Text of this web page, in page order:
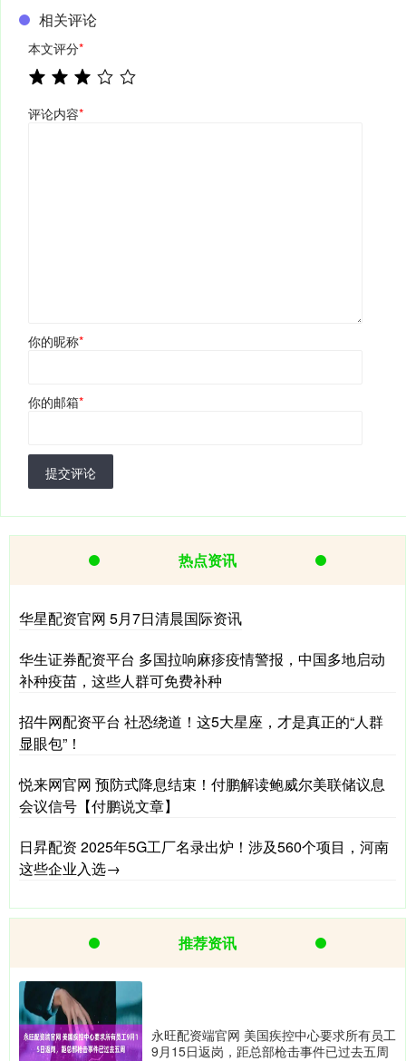
相关评论
本文评分*
评论内容*
你的昵称*
你的邮箱*
提交评论
热点资讯
华星配资官网 5月7日清晨国际资讯
华生证券配资平台 多国拉响麻疹疫情警报，中国多地启动
补种疫苗，这些人群可免费补种
招牛网配资平台 社恐绕道！这5大星座，才是真正的“人群
显眼包”！
悦来网官网 预防式降息结束！付鹏解读鲍威尔美联储议息
会议信号【付鹏说文章】
日昇配资 2025年5G工厂名录出炉！涉及560个项目，河南
这些企业入选→
推荐资讯
永旺配资端官网 美国疾控中心要求所有员工
9月15日返岗，距总部枪击事件已过去五周